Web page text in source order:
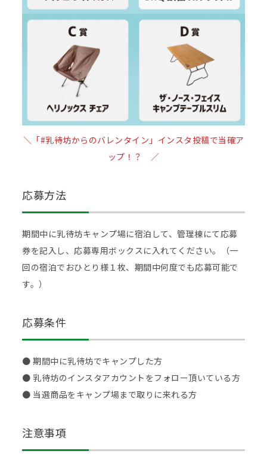
＼「#乳待坊からのバレンタイン」インスタ投稿で当確ア
ップ！？ ／
応募方法
期間中に乳待坊キャンプ場に宿泊して、管理棟にて応募
券を記入し、応募専用ボックスに入れてください。（一
回の宿泊でおひとり様１枚、期間中何度でも応募可能で
す。）
応募条件
● 期間中に乳待坊でキャンプした方
● 乳待坊のインスタアカウントをフォロー頂いている方
● 当選商品をキャンプ場まで取りに来れる方
注意事項